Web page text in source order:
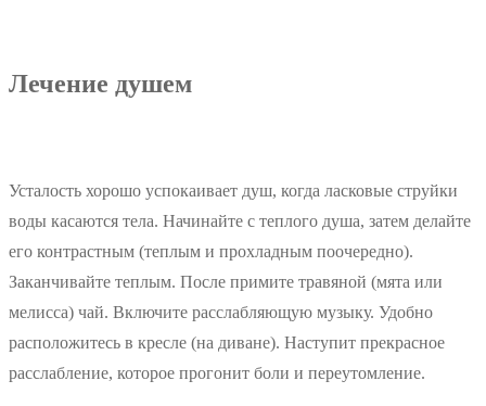
Лечение душем
Усталость хорошо успокаивает душ, когда ласковые струйки
воды касаются тела. Начинайте с теплого душа, затем делайте
его контрастным (теплым и прохладным поочередно).
Заканчивайте теплым. После примите травяной (мята или
мелисса) чай. Включите расслабляющую музыку. Удобно
расположитесь в кресле (на диване). Наступит прекрасное
расслабление, которое прогонит боли и переутомление.